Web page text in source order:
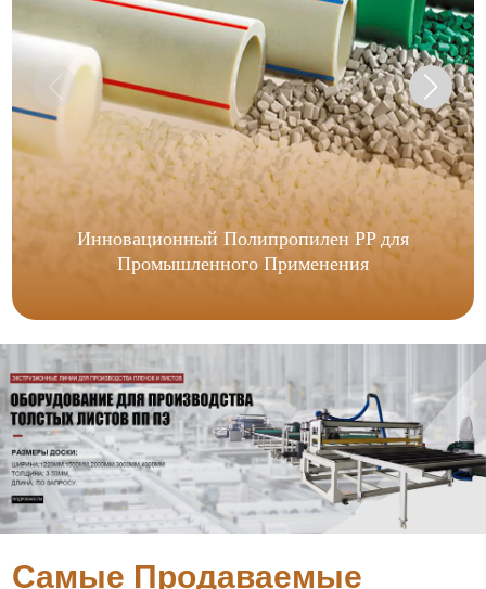
Инновационный Полипропилен PP для
Промышленного Применения
Самые Продаваемые